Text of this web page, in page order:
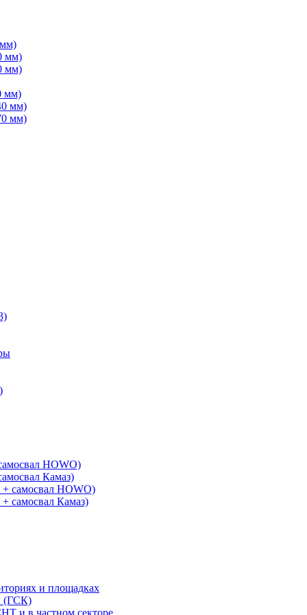
мм)
мм)
мм)
мм)
мм)
HOWO)
Камаз)
самосвал HOWO)
самосвал Камаз)
и площадках
(ГСК)
и в частном секторе